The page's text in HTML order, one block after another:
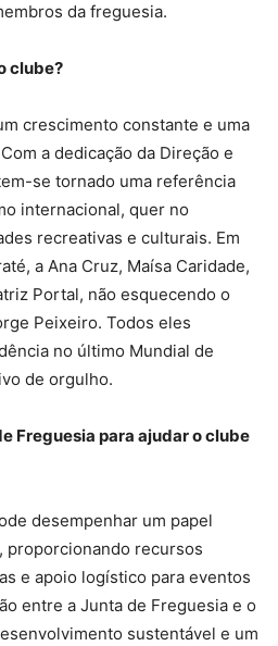
da freguesia.
clube?
crescimento constante e uma
a dedicação da Direção e
se tornado uma referência
internacional, quer no
recreativas e culturais. Em
a Ana Cruz, Maísa Caridade,
Portal, não esquecendo o
Peixeiro. Todos eles
no último Mundial de
de orgulho.
Freguesia para ajudar o clube
desempenhar um papel
proporcionando recursos
e apoio logístico para eventos
entre a Junta de Freguesia e o
sustentável e um